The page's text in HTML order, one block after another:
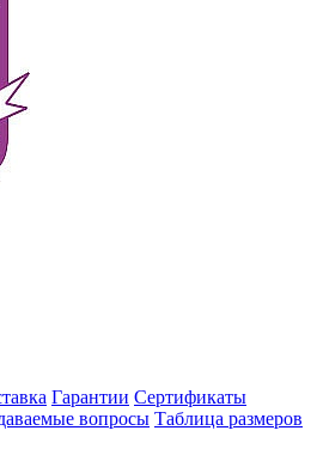
Гарантии Сертификаты
вопросы Таблица размеров